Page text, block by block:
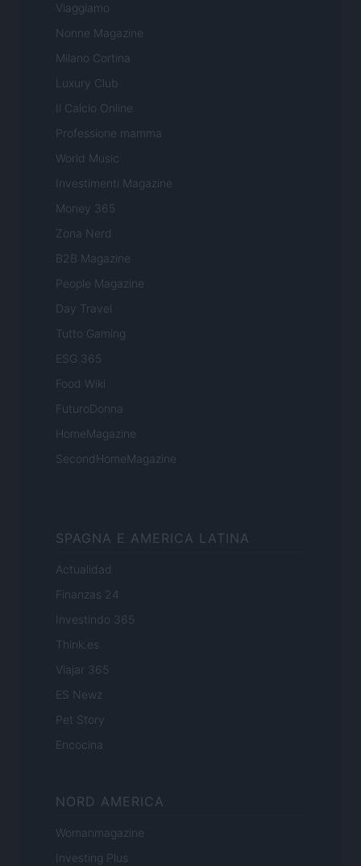
Viaggiamo
Nonne Magazine
Milano Cortina
Luxury Club
Il Calcio Online
Professione mamma
World Music
Investimenti Magazine
Money 365
Zona Nerd
B2B Magazine
People Magazine
Day Travel
Tutto Gaming
ESG 365
Food Wiki
FuturoDonna
HomeMagazine
SecondHomeMagazine
SPAGNA E AMERICA LATINA
Actualidad
Finanzas 24
Investindo 365
Think.es
Viajar 365
ES Newz
Pet Story
Encocina
NORD AMERICA
Womanmagazine
Investing Plus